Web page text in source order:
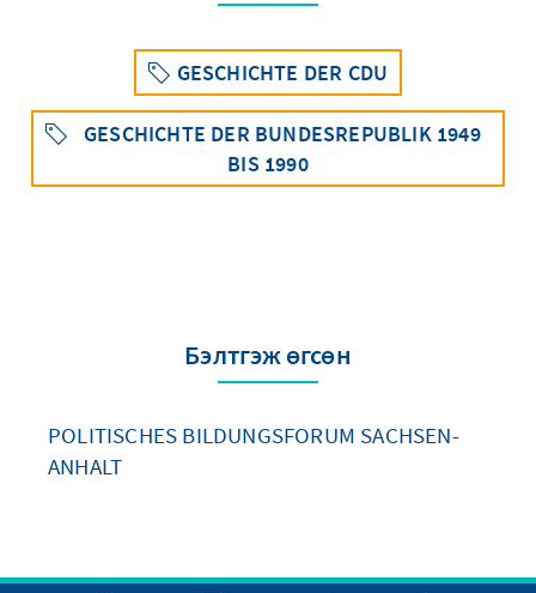
GESCHICHTE DER CDU
GESCHICHTE DER BUNDESREPUBLIK 1949
BIS 1990
Бэлтгэж өгсөн
POLITISCHES BILDUNGSFORUM SACHSEN-
ANHALT